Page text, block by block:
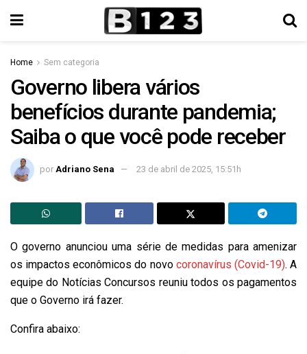
Home Sem categoria
Governo libera vários
benefícios durante pandemia;
Saiba o que você pode receber
por Adriano Sena 23 de abril de 2025, 15:51h
O governo anunciou uma série de medidas para amenizar
os impactos econômicos do novo coronavírus (Covid-19). A
equipe do Notícias Concursos reuniu todos os pagamentos
que o Governo irá fazer.
Confira abaixo: